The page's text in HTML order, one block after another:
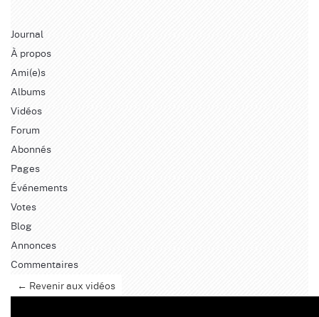
Journal
À propos
Ami(e)s
Albums
Vidéos
Forum
Abonnés
Pages
Événements
Votes
Blog
Annonces
Commentaires
← Revenir aux vidéos